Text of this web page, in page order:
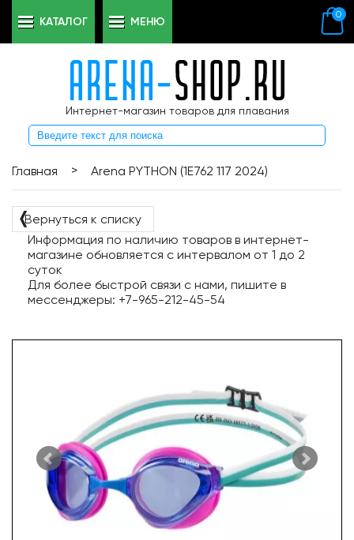
Интернет-магазин товаров для плавания
0
КАТАЛОГ МЕНЮ
Главная > Arena PYTHON (1E762 117 2024)
❬Вернуться к списку
Информация по наличию товаров в интернет-
магазине обновляется с интервалом от 1 до 2
суток
Для более быстрой связи с нами, пишите в
мессенджеры: +7-965-212-45-54